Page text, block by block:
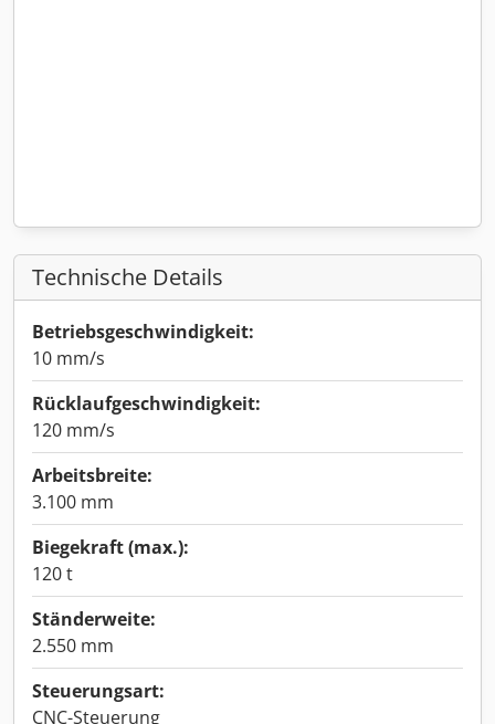
Technische Details
Betriebsgeschwindigkeit:
10 mm/s
Rücklaufgeschwindigkeit:
120 mm/s
Arbeitsbreite:
3.100 mm
Biegekraft (max.):
120 t
Ständerweite:
2.550 mm
Steuerungsart:
CNC-Steuerung